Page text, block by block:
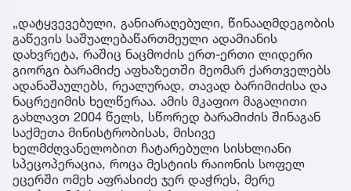
„დატყვევებული, განიარაღებული, წინააღმდეგობის
გაწევის საშუალებაწართმეული ადამიანის
დახვრეტა, რაშიც ნაცმოძის ერთ-ერთი ლიდერი
გიორგი ბარამიძე აფხაზეთში მეომარ ქართველებს
ადანაშაულებს, რეალურად, თავად ბარიმიძისა და
ნაცრეჟიმის ხელწერაა. ამის მკაფიო მაგალითი
გახლავთ 2004 წელს, სწორედ ბარამიძის შინაგან
საქმეთა მინისტრობისას, მისივე
ხელმძღვანელობით ჩატარებული სისხლიანი
სპეცოპერაცია, როცა მესტიის რაიონის სოფელ
ეცერში ომეხ აფრასიძე ჯერ დაჭრეს, მერე